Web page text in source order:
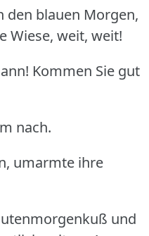
den blauen Morgen,
Wiese, weit, weit!
Kommen Sie gut
nach.
umarmte ihre
und